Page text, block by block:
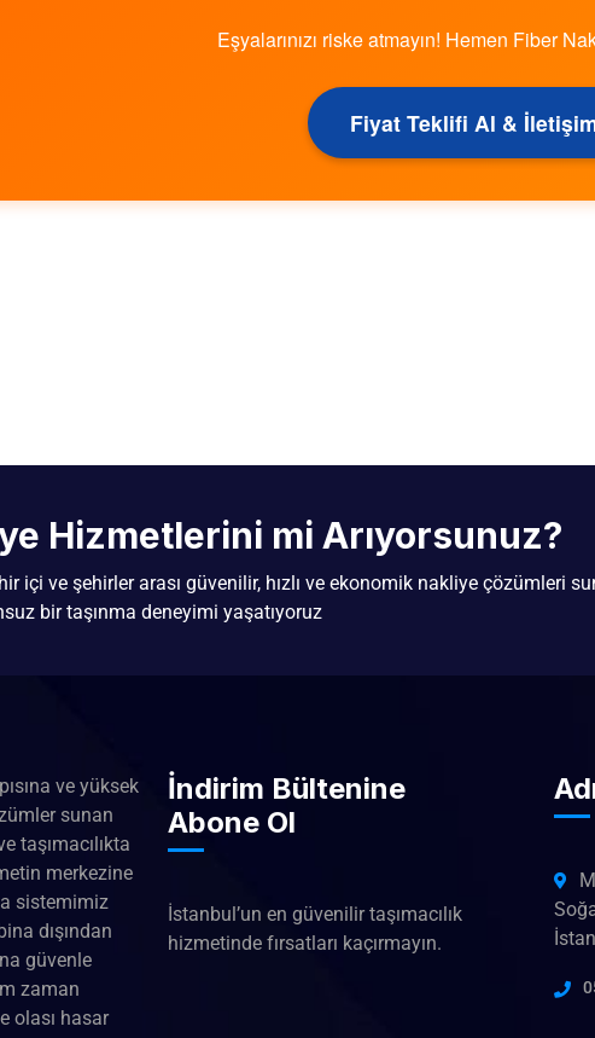
Eşyalarınızı riske atmayın! Hemen Fiber
Fiyat Teklifi Al &
Hizmetlerini mi Arıyorsunuz?
içi ve şehirler arası güvenilir, hızlı ve ekonomik nakliye çözümleri
bir taşınma deneyimi yaşatıyoruz
ve yüksek
sunan
taşımacılıkta
merkezine
sistemimiz
dışından
güvenle
zaman
olası hasar
İndirim Bültenine
Abone Ol
İstanbul’un en güvenilir taşımacılık
hizmetinde fırsatları kaçırmayın.